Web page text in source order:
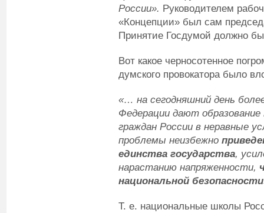
России». Руководителем
«Концепции» был сам
Принятие Госдумой должно
Вот какое черносотенное
думского провокатора было
«… на сегодняшний день
Федерации дают
граждан России в неравные
проблемы неизбежно
единства государства,
нарастанию напряженности,
национальной
Т. е. национальные школы